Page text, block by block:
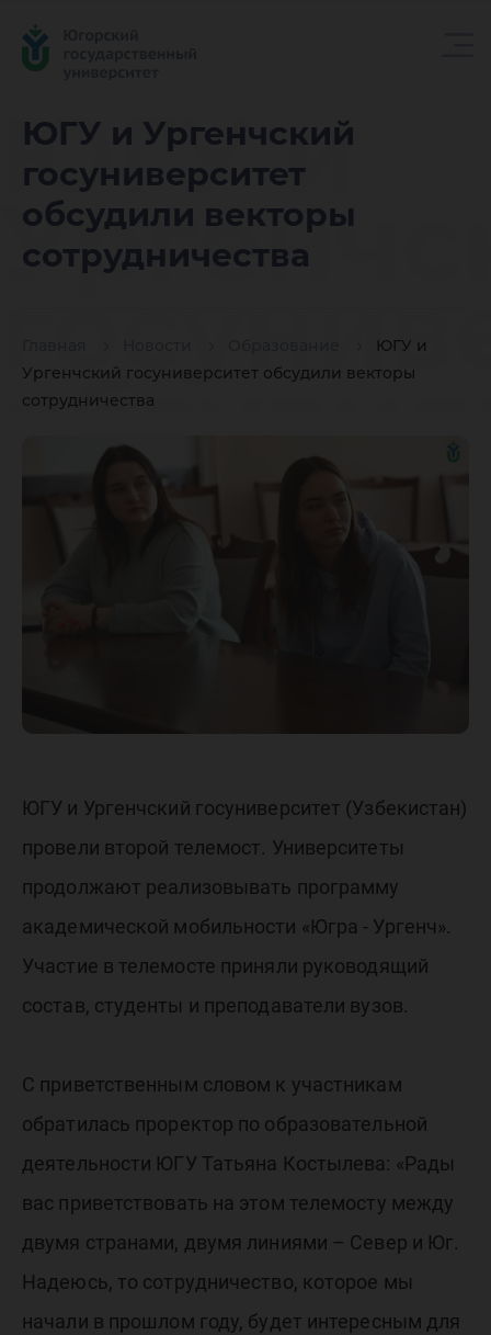
ЮГУ и Ургенчский
госуниверситет
обсудили векторы
сотрудничества
ЮГУ и
Ургенчский госуниверситет обсудили векторы
сотрудничества
ЮГУ и
векторы
ЮГУ и Ургенчский госуниверситет (Узбекистан)
провели второй телемост. Университеты
продолжают реализовывать программу
академической мобильности «Югра - Ургенч».
Участие в телемосте приняли руководящий
состав, студенты и преподаватели вузов.
С приветственным словом к участникам
обратилась проректор по образовательной
деятельности ЮГУ Татьяна Костылева: «Рады
вас приветствовать на этом телемосту между
двумя странами, двумя линиями – Север и Юг.
Надеюсь, то сотрудничество, которое мы
начали в прошлом году, будет интересным для